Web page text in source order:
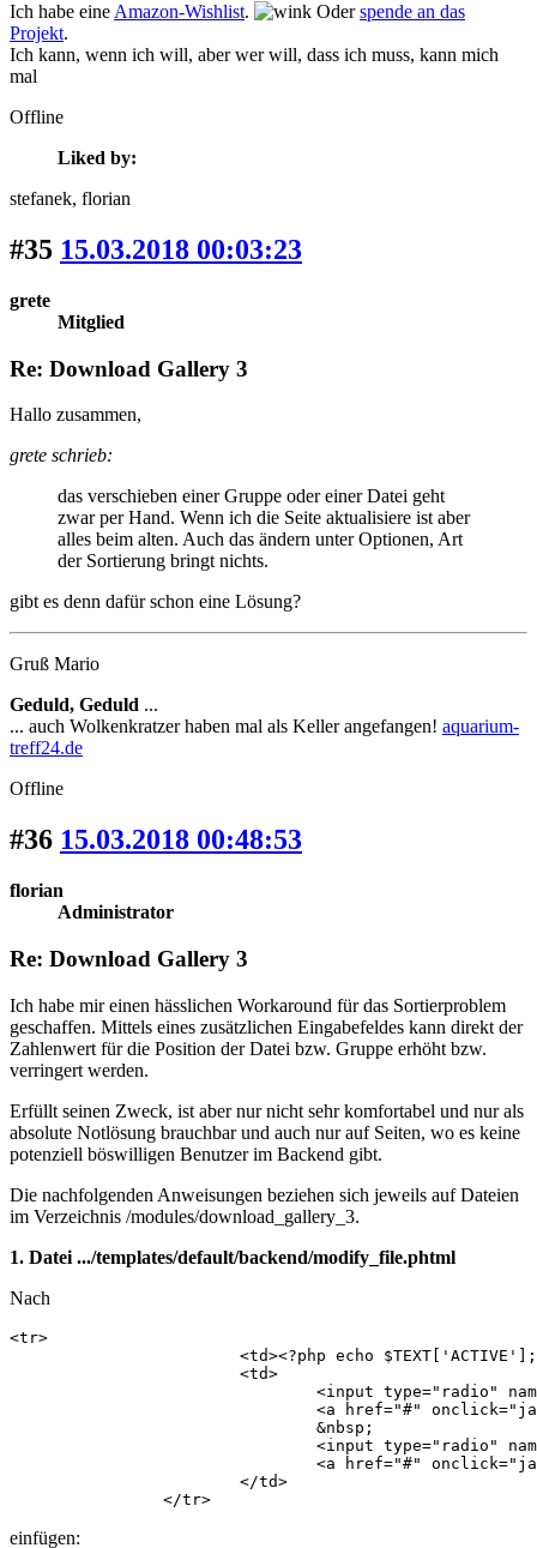
Ich habe eine Amazon-Wishlist. Oderspende an das
Projekt.
Ich kann, wenn ich will, aber wer will, dass ich muss, kann mich
mal
Offline
Liked by:
stefanek, florian
#35 15.03.2018 00:03:23
grete
Mitglied
Re: Download Gallery 3
Hallo zusammen,
grete schrieb:
das verschieben einer Gruppe oder einer Datei geht
zwar per Hand. Wenn ich die Seite aktualisiere ist aber
alles beim alten. Auch das ändern unter Optionen, Art
der Sortierung bringt nichts.
gibt es denn dafür schon eine Lösung?
Gruß Mario
Geduld, Geduld ...
... auch Wolkenkratzer haben mal als Keller angefangen! aquarium-
treff24.de
Offline
#36 15.03.2018 00:48:53
florian
Administrator
Re: Download Gallery 3
Ich habe mir einen hässlichen Workaround für das Sortierproblem
geschaffen. Mittels eines zusätzlichen Eingabefeldes kann direkt der
Zahlenwert für die Position der Datei bzw. Gruppe erhöht bzw.
verringert werden.
Erfüllt seinen Zweck, ist aber nur nicht sehr komfortabel und nur als
absolute Notlösung brauchbar und auch nur auf Seiten, wo es keine
potenziell böswilligen Benutzer im Backend gibt.
Die nachfolgenden Anweisungen beziehen sich jeweils auf Dateien
im Verzeichnis /modules/download_gallery_3.
1. Datei .../templates/default/backend/modify_file.phtml
Nach
<tr>
    		</tr>
einfügen: